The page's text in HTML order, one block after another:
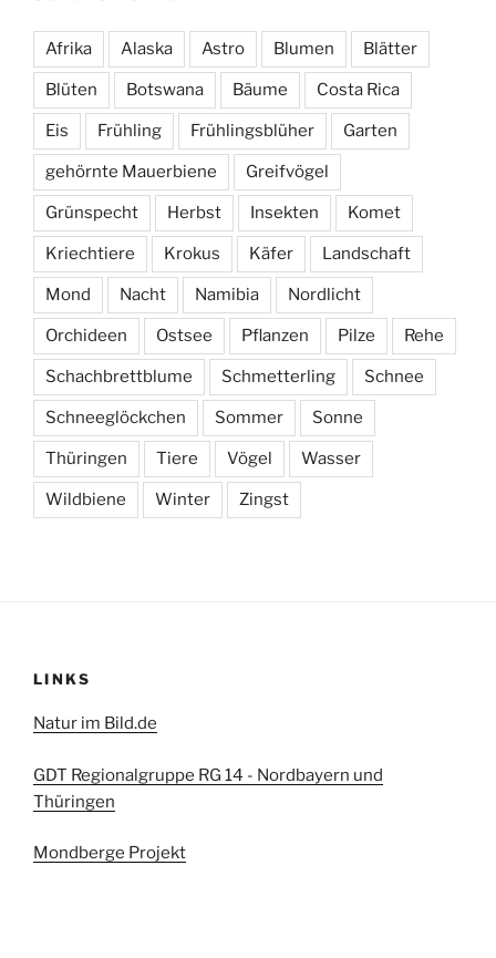
Afrika Alaska Astro Blumen Blätter
Blüten Botswana Bäume Costa Rica
Eis Frühling Frühlingsblüher Garten
gehörnte Mauerbiene Greifvögel
Grünspecht Herbst Insekten Komet
Kriechtiere Krokus Käfer Landschaft
Mond Nacht Namibia Nordlicht
Orchideen Ostsee Pflanzen Pilze Rehe
Schachbrettblume Schmetterling Schnee
Schneeglöckchen Sommer Sonne
Thüringen Tiere Vögel Wasser
Wildbiene Winter Zingst
LINKS
Natur im Bild.de
GDT Regionalgruppe RG 14 - Nordbayern und
Thüringen
Mondberge Projekt